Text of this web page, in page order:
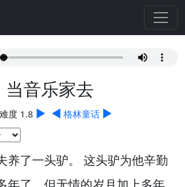
当音乐家去
难度 1.8 ▶ ◀ 格林童话 ▶
养了一头驴。
这头驴为他辛勤